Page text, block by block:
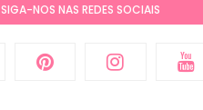
SIGA-NOS NAS REDES SOCIAIS